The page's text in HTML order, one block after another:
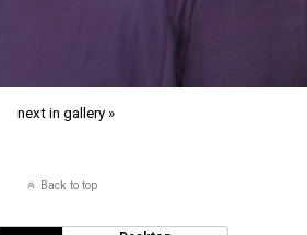
next in gallery »
Back to top